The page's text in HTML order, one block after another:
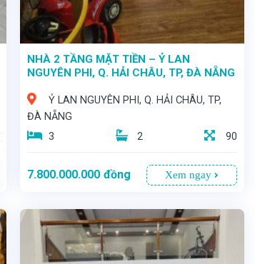
NHÀ 2 TẦNG MẶT TIỀN – Ỷ LAN
NGUYÊN PHI, Q. HẢI CHÂU, TP, ĐÀ NẴNG
Ỷ LAN NGUYÊN PHI, Q. HẢI CHÂU, TP,
ĐÀ NẴNG
3
2 90
7.800.000.000 đồng Xem ngay